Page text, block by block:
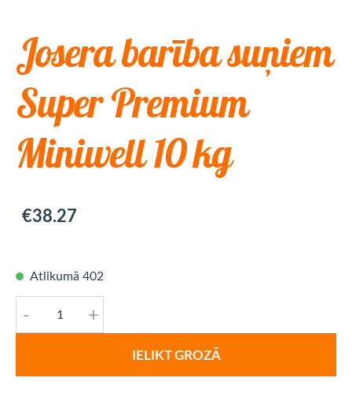
Josera barība suņiem
Super Premium
Miniwell 10 kg
€38.27
Atlikumā 402
- +
IELIKT GROZĀ